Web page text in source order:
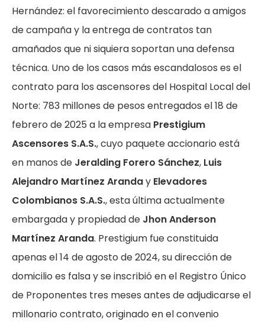
Hernández: el favorecimiento descarado a amigos
de campaña y la entrega de contratos tan
amañados que ni siquiera soportan una defensa
técnica. Uno de los casos más escandalosos es el
contrato para los ascensores del Hospital Local del
Norte: 783 millones de pesos entregados el 18 de
febrero de 2025 a la empresa Prestigium
Ascensores S.A.S., cuyo paquete accionario está
en manos de Jeralding Forero Sánchez, Luis
Alejandro Martínez Aranday Elevadores
Colombianos S.A.S., esta última actualmente
embargada y propiedad de Jhon Anderson
Martínez Aranda. Prestigium fue constituida
apenas el 14 de agosto de 2024, su dirección de
domicilio es falsa y se inscribió en el Registro Único
de Proponentes tres meses antes de adjudicarse el
millonario contrato, originado en el convenio